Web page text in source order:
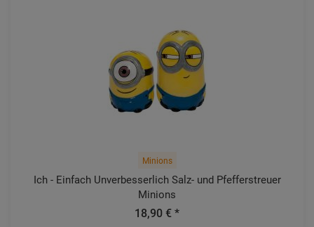
Minions
Ich - Einfach Unverbesserlich Salz- und Pfefferstreuer
Minions
18,90 € *